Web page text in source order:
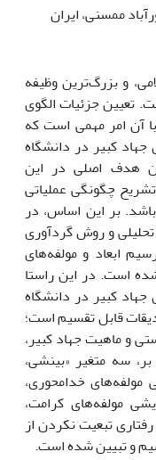
ممسنی، ایران
و بزرگ‌ترین وظیفه
تعیین جزئیات الگوی
آن امر مهمی است که
جهاد کبیر در دانشگاه
هدف اصلی در این
چگونگی عملیاتی
بر این اساس، در
و روش گردآوری
ابعاد و مولفه‌های
است. در این راستا
کبیر در دانشگاه
قابل تقسیم است؛
و ماهیت جهاد کبیر،
سه متغیر «بینشی،
خدامحوری،
مولفه‌های کرامت،
تبعیت نکردن از
و تبیین شده است.